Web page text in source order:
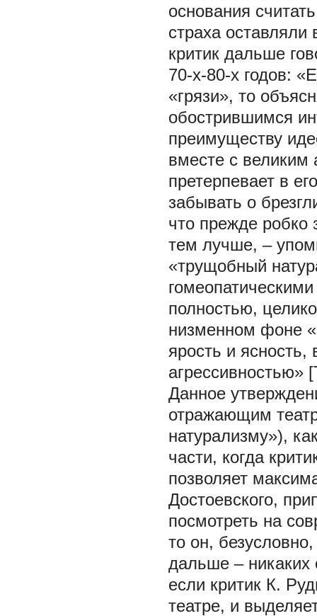
основания
страха оставляли
критик дальше
70-х-80-х годов:
«грязи», то
обострившимся
преимуществу
вместе с великим
претерпевает в
забывать о
что прежде робко
тем лучше, –
«трущобный
полностью,
низменном фоне
ярость и
агрессивностью»
Данное
отражающим
натурализму»),
части, когда
позволяет
Достоевского,
посмотреть на
то он,
дальше – никаких
если критик К.
театре, и